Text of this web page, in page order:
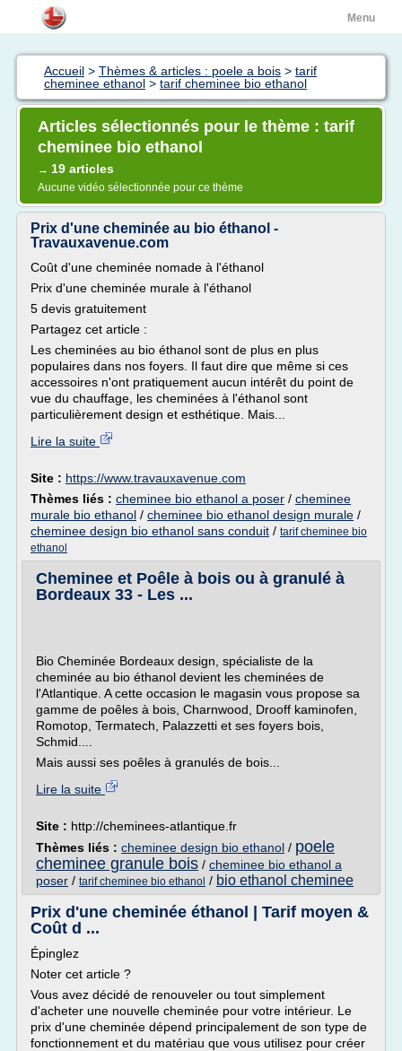
Menu
Accueil > Thèmes & articles : poele a bois > tarif
cheminee ethanol > tarif cheminee bio ethanol
Articles sélectionnés pour le thème : tarif
cheminee bio ethanol
→ 19 articles
Aucune vidéo sélectionnée pour ce thème
Prix d'une cheminée au bio éthanol -
Travauxavenue.com
Coût d'une cheminée nomade à l'éthanol
Prix d'une cheminée murale à l'éthanol
5 devis gratuitement
Partagez cet article :
Les cheminées au bio éthanol sont de plus en plus
populaires dans nos foyers. Il faut dire que même si ces
accessoires n'ont pratiquement aucun intérêt du point de
vue du chauffage, les cheminées à l'éthanol sont
particulièrement design et esthétique. Mais...
Lire la suite
Site : https://www.travauxavenue.com
Thèmes liés : cheminee bio ethanol a poser / cheminee
murale bio ethanol / cheminee bio ethanol design murale /
cheminee design bio ethanol sans conduit / tarif cheminee bio
ethanol
Cheminee et Poêle à bois ou à granulé à
Bordeaux 33 - Les ...
Bio Cheminée Bordeaux design, spécialiste de la
cheminée au bio éthanol devient les cheminées de
l'Atlantique. A cette occasion le magasin vous propose sa
gamme de poêles à bois, Charnwood, Drooff kaminofen,
Romotop, Termatech, Palazzetti et ses foyers bois,
Schmid....
Mais aussi ses poêles à granulés de bois...
Lire la suite
Site : http://cheminees-atlantique.fr
Thèmes liés : cheminee design bio ethanol / poele
cheminee granule bois / cheminee bio ethanol a
poser / tarif cheminee bio ethanol / bio ethanol cheminee
Prix d'une cheminée éthanol | Tarif moyen &
Coût d ...
Épinglez
Noter cet article ?
Vous avez décidé de renouveler ou tout simplement
d'acheter une nouvelle cheminée pour votre intérieur. Le
prix d'une cheminée dépend principalement de son type de
fonctionnement et du matériau que vous utilisez pour créer